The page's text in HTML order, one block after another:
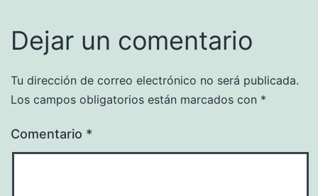
Dejar un comentario
Tu dirección de correo electrónico no será publicada.
Los campos obligatorios están marcados con *
Comentario *